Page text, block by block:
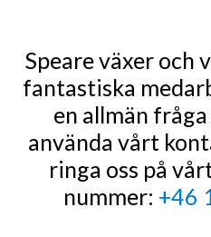
Speare växer och
fantastiska
en allmän
använda vårt
ringa oss på
nummer: +46